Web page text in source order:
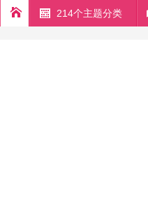
214个主题分类